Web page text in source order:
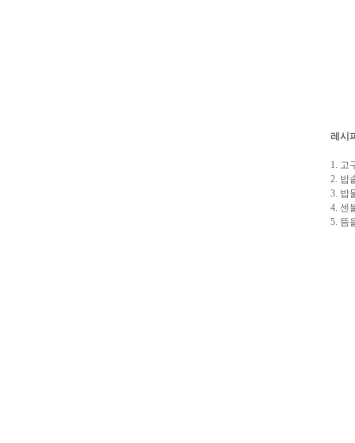
레시
1. 고
2. 밥
3. 밥
4. 센
5. 뜸